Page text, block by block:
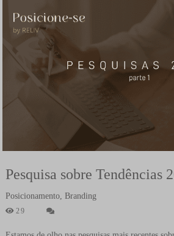
Pesquisa sobre Tendências
Posicionamento, Branding
29